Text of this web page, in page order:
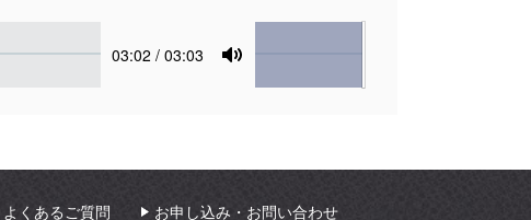
Current
03:02 / 03:03
Mute
Volume
よくあるご質問 お申し込み・お問い合わせ